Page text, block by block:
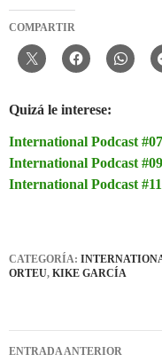
COMPARTIR
Quizá le interese:
International Podcast
International Podcast
International Podcast
CATEGORÍA:
ORTEU, KIKE GARCÍA
Navegación
ENTRADA ANTERIOR